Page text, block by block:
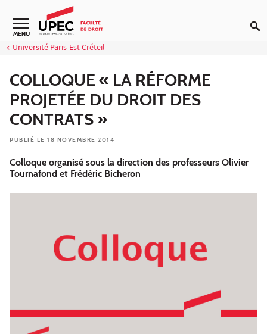
Aller au contenu
Navigation secondaire
MENU
Université Paris-Est Créteil
COLLOQUE « LA RÉFORME
PROJETÉE DU DROIT DES
CONTRATS »
PUBLIÉ LE 18 NOVEMBRE 2014
Colloque organisé sous la direction des professeurs Olivier
Tournafond et Frédéric Bicheron